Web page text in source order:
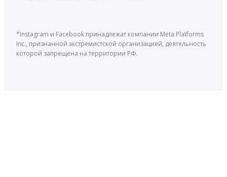
*Instagram и Facebook принадлежат компании Meta Platforms
Inc., признанной экстремистской организацией, деятельность
которой запрещена на территории РФ.